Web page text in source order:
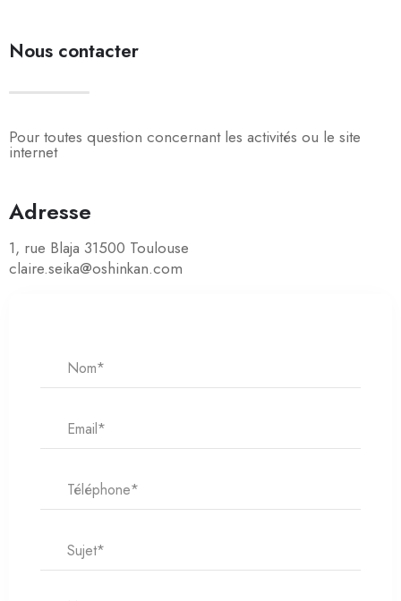
Nous contacter
Pour toutes question concernant les activités ou le site
internet
Adresse
1, rue Blaja 31500 Toulouse
claire.seika@oshinkan.com